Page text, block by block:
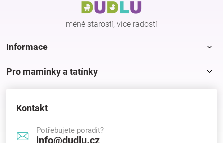
méně starostí, více radostí
Informace
Pro maminky a tatínky
Kontakt
Potřebujete poradit?
info@dudlu.cz